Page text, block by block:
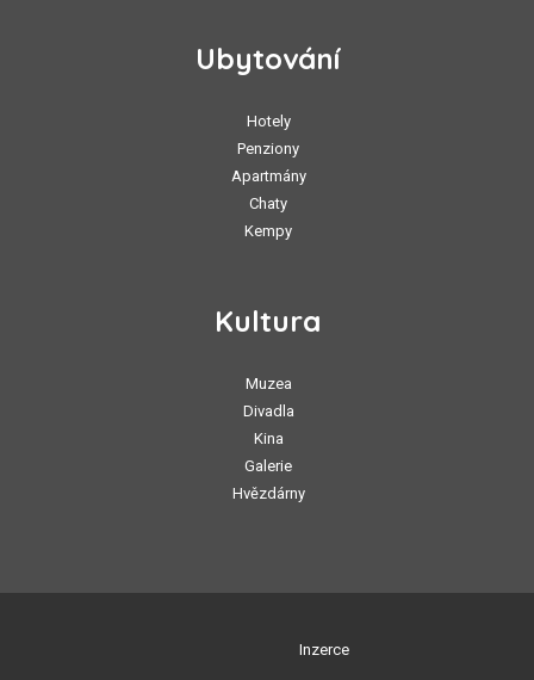
Ubytování
Hotely
Penziony
Apartmány
Chaty
Kempy
Kultura
Muzea
Divadla
Kina
Galerie
Hvězdárny
Inzerce